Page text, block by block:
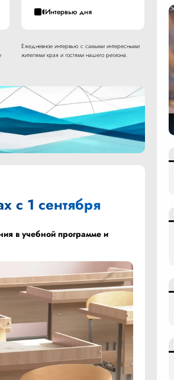
Интервью дня
Ежедневное интервью с самыми интересными
жителями края и гостями нашего региона.
с 1 сентября
в учебной программе и